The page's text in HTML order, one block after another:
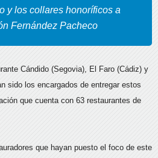
y los collares honoríficos a
Fernández Pacheco
Cándido (Segovia), El Faro (Cádiz) y
sido los encargados de entregar estos
que cuenta con 63 restaurantes de
que hayan puesto el foco de este